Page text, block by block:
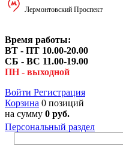
Лермонтовский Проспект
Время работы:
ВТ - ПТ 10.00-20.00
СБ - ВС 11.00-19.00
ПН - выходной
Войти Регистрация
Корзина 0 позиций
на сумму 0 руб.
Персональный раздел